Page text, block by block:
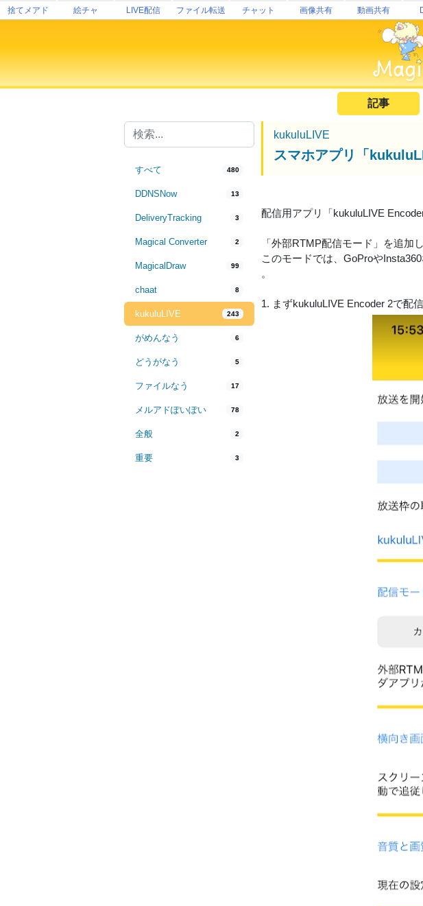
捨てメアド 絵チャ LIVE配信 ファイル転送 チャット 画像共有 動画共有
記事
すべて 480
DDNSNow 13
DeliveryTracking 3
Magical Converter 2
MagicalDraw 99
chaat 8
kukuluLIVE 243
がめんなう 6
どうがなう 5
ファイルなう 17
メルアドぽいぽい 78
全般 2
重要 3
kukuluLIVE
スマホアプリ「
配信用アプリ「kukuluLIVE
「外部RTMP配信モード」を追加
このモードでは、GoProや
。
1. まずkukuluLIVE Encoder 2で配